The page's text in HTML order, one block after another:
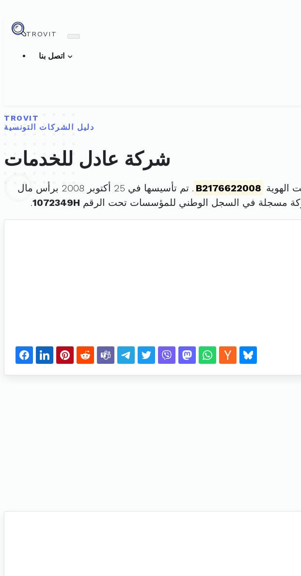
TROVIT
TROVIT
دليل الشركات التونسية
شركة عادل للخدمات
الهوية B2176622008
. تم تأسيسها في 25 أكتوبر 2008 برأس مال
مسجلة في السجل الوطني للمؤسسات تحت الرقم 1072349H
.